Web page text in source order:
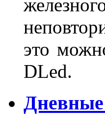
это
DLed.
Дневные